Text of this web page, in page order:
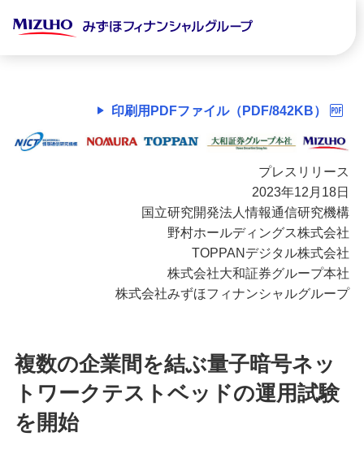
印刷用PDFファイル（PDF/842KB）
プレスリリース
2023年12月18日
国立研究開発法人情報通信研究機構
野村ホールディングス株式会社
TOPPANデジタル株式会社
株式会社大和証券グループ本社
株式会社みずほフィナンシャルグループ
複数の企業間を結ぶ量子暗号ネッ
トワークテストベッドの運用試験
を開始